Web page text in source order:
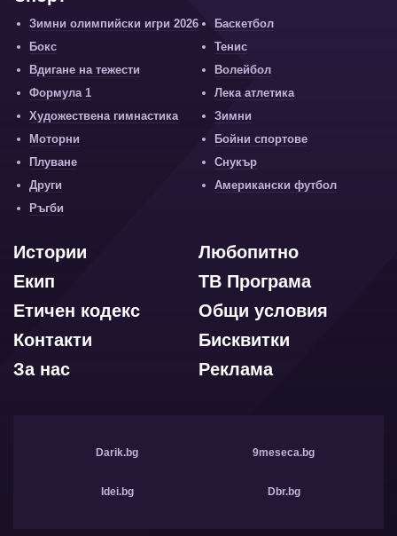
Зимни олимпийски игри 2026
Баскетбол
Бокс
Тенис
Вдигане на тежести
Волейбол
Формула 1
Лека атлетика
Художествена гимнастика
Зимни
Моторни
Бойни спортове
Плуване
Снукър
Други
Американски футбол
Ръгби
Любопитно
Истории
ТВ Програма
Екип
Общи условия
Етичен кодекс
Бисквитки
Контакти
Реклама
За нас
Darik.bg 9meseca.bg
Idei.bg Dbr.bg